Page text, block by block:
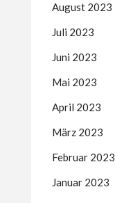
August 2023
Juli 2023
Juni 2023
Mai 2023
April 2023
März 2023
Februar 2023
Januar 2023